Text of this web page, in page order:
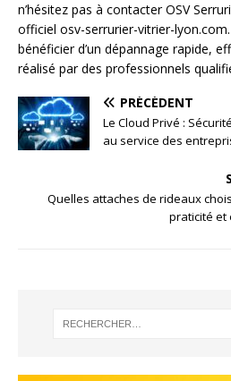
n’hésitez pas à contacter OSV
officiel osv-serrurier-vitrier-
bénéficier d’un dépannage rapide,
réalisé par des professionnels
PRÉCÉDENT
Le Cloud Privé :
au service des
Quelles attaches de rideaux
praticité et